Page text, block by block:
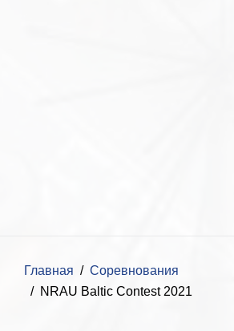
Главная
Соревнования
NRAU Baltic Contest 2021